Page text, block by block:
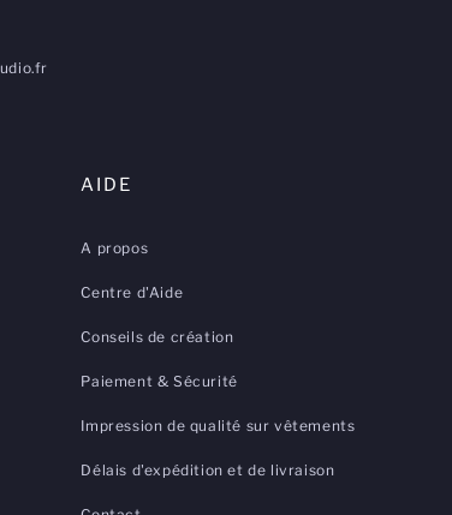
AIDE
A propos
Centre d'Aide
Conseils de création
Paiement & Sécurité
Impression de qualité sur vêtements
Délais d'expédition et de livraison